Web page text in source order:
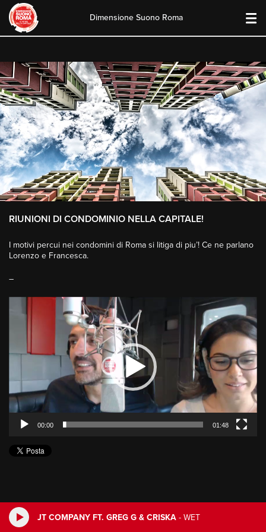
JT COMPANY FT. GREG G & CRISKA - WET
content
Dimensione Suono Roma
RIUNIONI DI CONDOMINIO NELLA CAPITALE!
I motivi percui nei condomini di Roma si litiga di piu’! Ce ne parlano
Lorenzo e Francesca.
–
Player
00:00 01:48